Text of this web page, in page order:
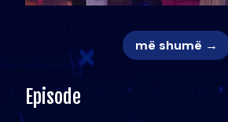
më shumë →
Episode